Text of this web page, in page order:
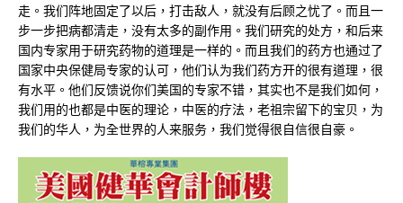
走。我们阵地固定了以后，打击敌人，就没有后顾之忧了。而且一
步一步把病都清走，没有太多的副作用。我们研究的处方，和后来
国内专家用于研究药物的道理是一样的。而且我们的药方也通过了
国家中央保健局专家的认可，他们认为我们药方开的很有道理，很
有水平。他们反馈说你们美国的专家不错，其实也不是我们如何，
我们用的也都是中医的理论，中医的疗法，老祖宗留下的宝贝，为
我们的华人，为全世界的人来服务，我们觉得很自信很自豪。